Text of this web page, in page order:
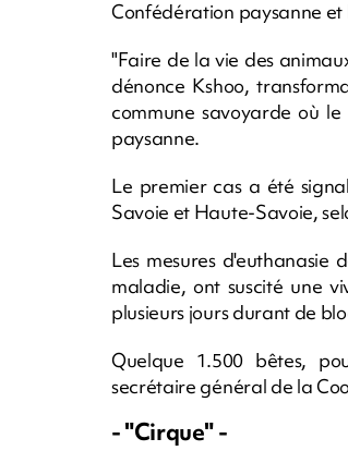
Confédération paysanne
"Faire de la vie des
dénonce Kshoo,
commune savoyarde où
paysanne.
Le premier cas a été
Savoie et Haute-Savoie,
Les mesures
maladie, ont suscité une
plusieurs jours durant de
Quelque 1.500 bêtes,
secrétaire général de la
- "Cirque" -